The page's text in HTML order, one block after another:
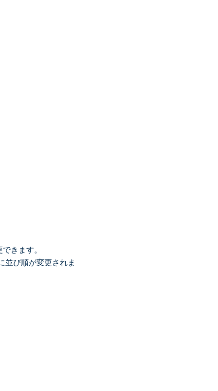
きます。
並び順が変更されま